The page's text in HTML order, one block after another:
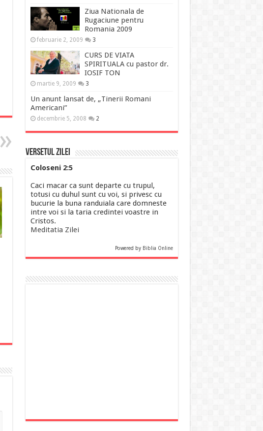
Ziua Nationala de
Rugaciune pentru
Romania 2009
februarie 2, 2009 3
CURS DE VIATA
SPIRITUALA cu pastor dr.
IOSIF TON
martie 9, 2009 3
Un anunt lansat de, „Tinerii Romani
Americani”
decembrie 5, 2008 2
Versetul Zilei
Coloseni 2:5
Caci macar ca sunt departe cu trupul,
totusi cu duhul sunt cu voi, si privesc cu
bucurie la buna randuiala care domneste
intre voi si la taria credintei voastre in
Cristos.
Meditatia Zilei
Powered by Biblia Online